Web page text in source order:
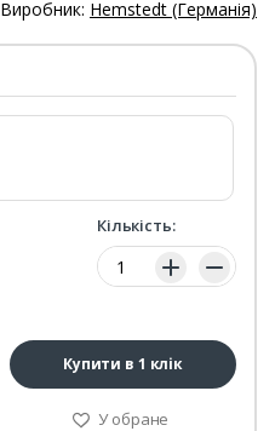
Виробник: Hemstedt (Германія)
Кількість:
Кількість:
Купити в 1 клік
У обране